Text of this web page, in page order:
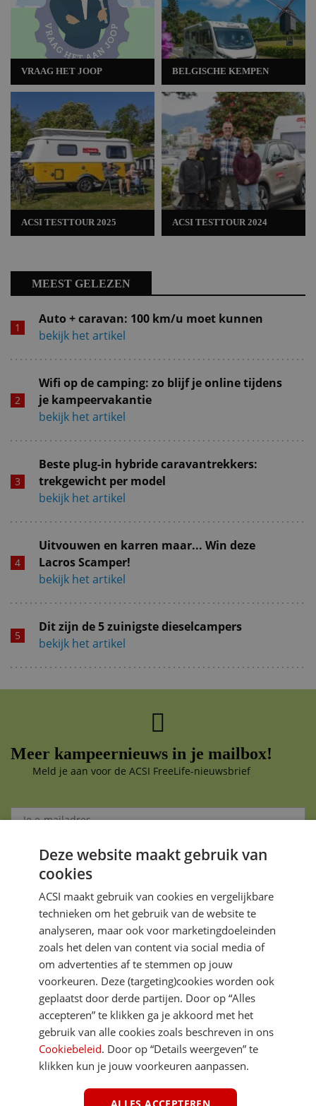
VRAAG HET JOOP
ACSI TESTTOUR 2025
BELGISCHE KEMPEN
ACSI TESTTOUR 2024
MEEST GELEZEN
Auto + caravan: 100 km/u moet kunnen
bekijk het artikel
Wifi op de camping: zo blijf je online tijdens
je kampeervakantie
bekijk het artikel
Beste plug-in hybride caravantrekkers:
trekgewicht per model
bekijk het artikel
Uitvouwen en karren maar... Win deze
Lacros Scamper!
bekijk het artikel
Dit zijn de 5 zuinigste dieselcampers
bekijk het artikel
Meer kampeernieuws in je mailbox!
Meld je aan voor de ACSI FreeLife-nieuwsbrief
Aanmelden
Je gegevens zijn veilig en worden niet gedeeld met anderen
DIRECT NAAR
MEER ACSI FREELIFE
Deze website maakt gebruik van
cookies
ACSI maakt gebruik van cookies en vergelijkbare
technieken om het gebruik van de website te
analyseren, maar ook voor marketingdoeleinden
zoals het delen van content via social media of
om advertenties af te stemmen op jouw
voorkeuren. Deze (targeting)cookies worden ook
geplaatst door derde partijen. Door op “Alles
accepteren” te klikken ga je akkoord met het
gebruik van alle cookies zoals beschreven in ons
Cookiebeleid. Door op “Details weergeven” te
klikken kun je jouw voorkeuren aanpassen.